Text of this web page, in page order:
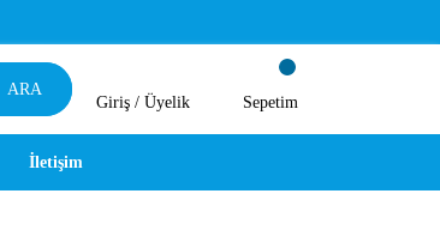
ARA
Giriş / Üyelik Sepetim
İletişim